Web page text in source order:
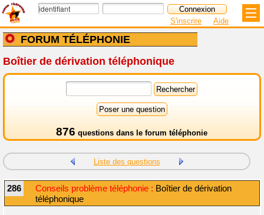
FORUM TÉLÉPHONIE
S'inscrire Aide
Boîtier de dérivation téléphonique
876 questions dans le forum téléphonie
Liste des questions
286 Conseils problème téléphonie : Boîtier de dérivation
téléphonique